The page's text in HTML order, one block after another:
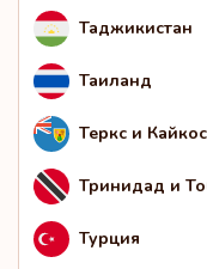
Таджикистан
Таиланд
Теркс и Кайкос
Тринидад и
Турция